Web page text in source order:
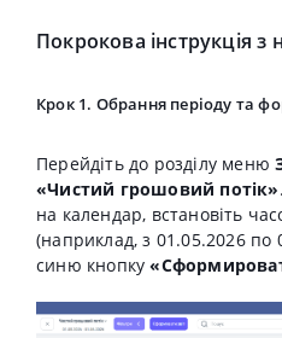
Покрокова інструкція з
Крок 1. Обрання періоду та
Перейдіть до розділу меню
«Чистий грошовий потік»
на календар, встановіть
(наприклад, з 01.05.2026 по
синю кнопку